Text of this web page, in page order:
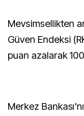
Mevsimsellikten
Güven Endeksi
puan azalarak
Merkez